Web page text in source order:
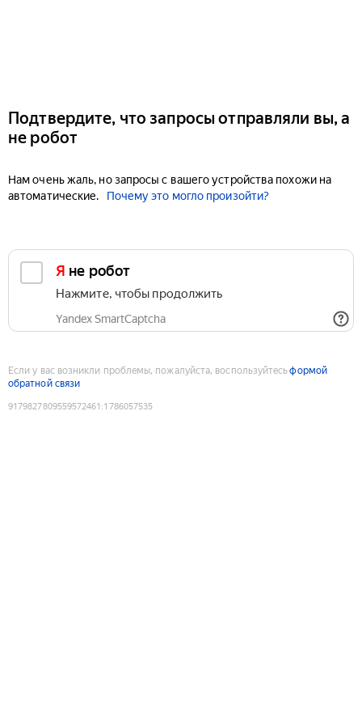
Подтвердите, что запросы отправляли вы, а
не робот
Нам очень жаль, но запросы с вашего устройства похожи на
автоматические.
Почему это могло произойти?
Я не робот
Нажмите, чтобы продолжить
Yandex SmartCaptcha
Если у вас возникли проблемы, пожалуйста, воспользуйтесьформой
обратной связи
9179827809559572461 :1786057535